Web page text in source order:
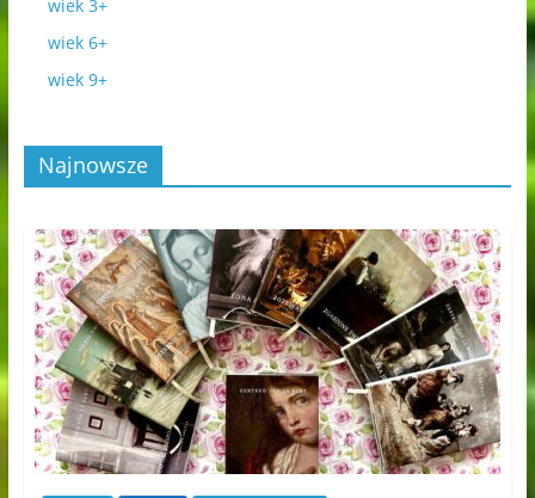
wiek 3+
wiek 6+
wiek 9+
Najnowsze